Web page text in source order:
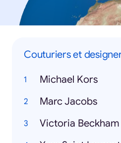
Couturiers et
Michael Kors
Marc Jacobs
Victoria Beckham